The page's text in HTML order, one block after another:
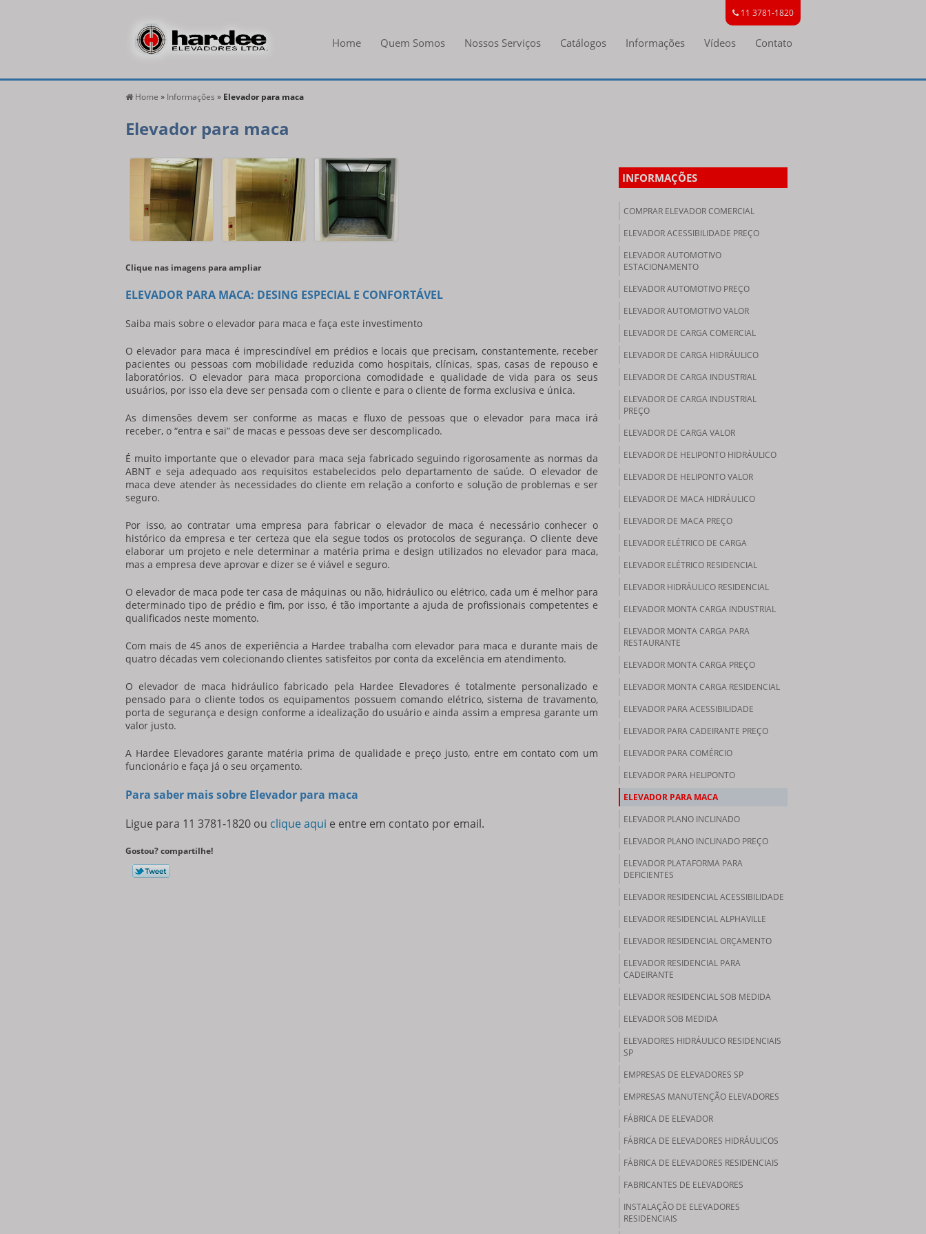
Home Quem Somos Nossos Serviços Catálogos Informações Vídeos Contato
11 3781-1820
Home » Informações » Elevador para maca
Elevador para maca
Clique nas imagens para ampliar
ELEVADOR PARA MACA: DESING ESPECIAL E CONFORTÁVEL
Saiba mais sobre o elevador para maca e faça este investimento
O elevador para maca é imprescindível em prédios e locais que precisam, constantemente, receber
pacientes ou pessoas com mobilidade reduzida como hospitais, clínicas, spas, casas de repouso e
laboratórios. O elevador para maca proporciona comodidade e qualidade de vida para os seus
usuários, por isso ela deve ser pensada com o cliente e para o cliente de forma exclusiva e única.
As dimensões devem ser conforme as macas e fluxo de pessoas que o elevador para maca irá
receber, o “entra e sai” de macas e pessoas deve ser descomplicado.
É muito importante que o elevador para maca seja fabricado seguindo rigorosamente as normas da
ABNT e seja adequado aos requisitos estabelecidos pelo departamento de saúde. O elevador de
maca deve atender às necessidades do cliente em relação a conforto e solução de problemas e ser
seguro.
Por isso, ao contratar uma empresa para fabricar o elevador de maca é necessário conhecer o
histórico da empresa e ter certeza que ela segue todos os protocolos de segurança. O cliente deve
elaborar um projeto e nele determinar a matéria prima e design utilizados no elevador para maca,
mas a empresa deve aprovar e dizer se é viável e seguro.
O elevador de maca pode ter casa de máquinas ou não, hidráulico ou elétrico, cada um é melhor para
determinado tipo de prédio e fim, por isso, é tão importante a ajuda de profissionais competentes e
qualificados neste momento.
Com mais de 45 anos de experiência a Hardee trabalha com elevador para maca e durante mais de
quatro décadas vem colecionando clientes satisfeitos por conta da excelência em atendimento.
O elevador de maca hidráulico fabricado pela Hardee Elevadores é totalmente personalizado e
pensado para o cliente todos os equipamentos possuem comando elétrico, sistema de travamento,
porta de segurança e design conforme a idealização do usuário e ainda assim a empresa garante um
valor justo.
A Hardee Elevadores garante matéria prima de qualidade e preço justo, entre em contato com um
funcionário e faça já o seu orçamento.
Para saber mais sobre Elevador para maca
Ligue para 11 3781-1820 ou clique aqui e entre em contato por email.
Gostou? compartilhe!
INFORMAÇÕES
COMPRAR ELEVADOR COMERCIAL
ELEVADOR ACESSIBILIDADE PREÇO
ELEVADOR AUTOMOTIVO
ESTACIONAMENTO
ELEVADOR AUTOMOTIVO PREÇO
ELEVADOR AUTOMOTIVO VALOR
ELEVADOR DE CARGA COMERCIAL
ELEVADOR DE CARGA HIDRÁULICO
ELEVADOR DE CARGA INDUSTRIAL
ELEVADOR DE CARGA INDUSTRIAL
PREÇO
ELEVADOR DE CARGA VALOR
ELEVADOR DE HELIPONTO HIDRÁULICO
ELEVADOR DE HELIPONTO VALOR
ELEVADOR DE MACA HIDRÁULICO
ELEVADOR DE MACA PREÇO
ELEVADOR ELÉTRICO DE CARGA
ELEVADOR ELÉTRICO RESIDENCIAL
ELEVADOR HIDRÁULICO RESIDENCIAL
ELEVADOR MONTA CARGA INDUSTRIAL
ELEVADOR MONTA CARGA PARA
RESTAURANTE
ELEVADOR MONTA CARGA PREÇO
ELEVADOR MONTA CARGA RESIDENCIAL
ELEVADOR PARA ACESSIBILIDADE
ELEVADOR PARA CADEIRANTE PREÇO
ELEVADOR PARA COMÉRCIO
ELEVADOR PARA HELIPONTO
ELEVADOR PARA MACA
ELEVADOR PLANO INCLINADO
ELEVADOR PLANO INCLINADO PREÇO
ELEVADOR PLATAFORMA PARA
DEFICIENTES
ELEVADOR RESIDENCIAL ACESSIBILIDADE
ELEVADOR RESIDENCIAL ALPHAVILLE
ELEVADOR RESIDENCIAL ORÇAMENTO
ELEVADOR RESIDENCIAL PARA
CADEIRANTE
ELEVADOR RESIDENCIAL SOB MEDIDA
ELEVADOR SOB MEDIDA
ELEVADORES HIDRÁULICO RESIDENCIAIS
SP
EMPRESAS DE ELEVADORES SP
EMPRESAS MANUTENÇÃO ELEVADORES
FÁBRICA DE ELEVADOR
FÁBRICA DE ELEVADORES HIDRÁULICOS
FÁBRICA DE ELEVADORES RESIDENCIAIS
FABRICANTES DE ELEVADORES
INSTALAÇÃO DE ELEVADORES
RESIDENCIAIS